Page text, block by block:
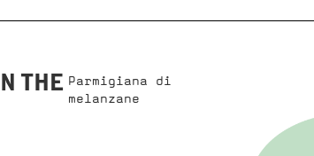
THE Parmigiana di
melanzane